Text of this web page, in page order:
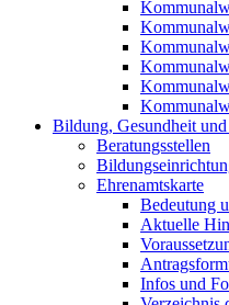
Bildung, Gesundheit und
Beratungsstellen
Ehrenamtskarte
Bedeutung
Aktuelle
Infos und